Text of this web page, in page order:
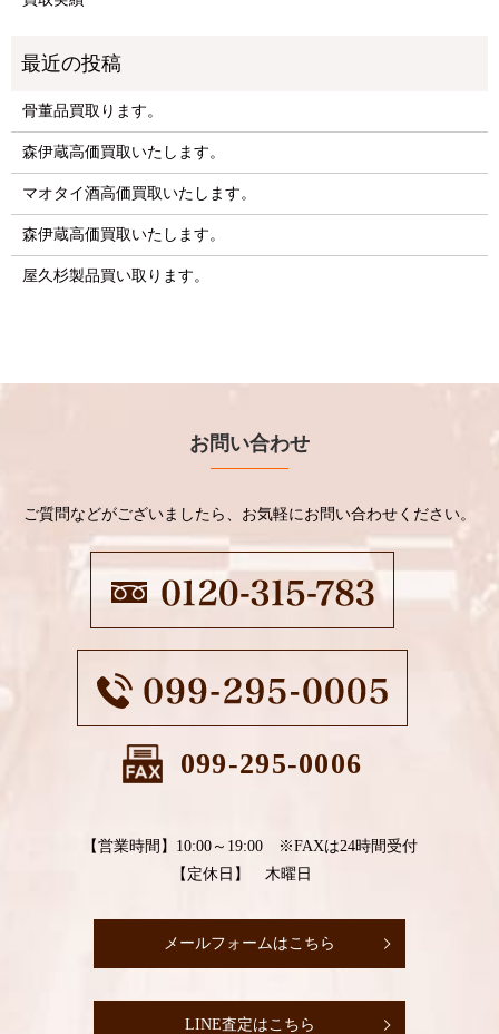
骨董品買取ります。
森伊蔵高価買取いたします。
マオタイ酒高価買取いたします。
森伊蔵高価買取いたします。
屋久杉製品買い取ります。
お問い合わせ
ご質問などがございましたら、お気軽にお問い合わせください。
099-295-0006
【営業時間】10:00～19:00 ※FAXは24時間受付
【定休日】 木曜日
メールフォームはこちら
LINE査定はこちら